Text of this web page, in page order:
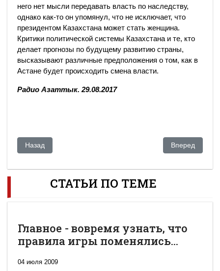
него нет мысли передавать власть по наследству,
однако как-то он упомянул, что не исключает, что
президентом Казахстана может стать женщина.
Критики политической системы Казахстана и те, кто
делает прогнозы по будущему развитию страны,
высказывают различные предположения о том, как в
Астане будет происходить смена власти.
Радио Азаттык. 29.08.2017
Предыдущий: ЗАТЯНУВШИЙСЯ ТРАНЗИТ или страна
Назад Следующий:
Вперед
СТАТЬИ ПО ТЕМЕ
Главное - вовремя узнать, что
правила игры поменялись...
04 июля 2009